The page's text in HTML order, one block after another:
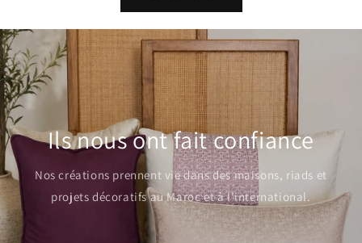
Ils nous ont fait confiance
Nos créations prennent vie dans des maisons, riads et
projets décoratifs au Maroc et à l’international.